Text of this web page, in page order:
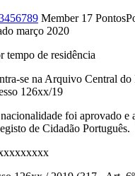
Member 17 Pontos
março 2020
tempo de residência
se na Arquivo Central do
126xx/19
foi aprovado e
de Cidadão Português.